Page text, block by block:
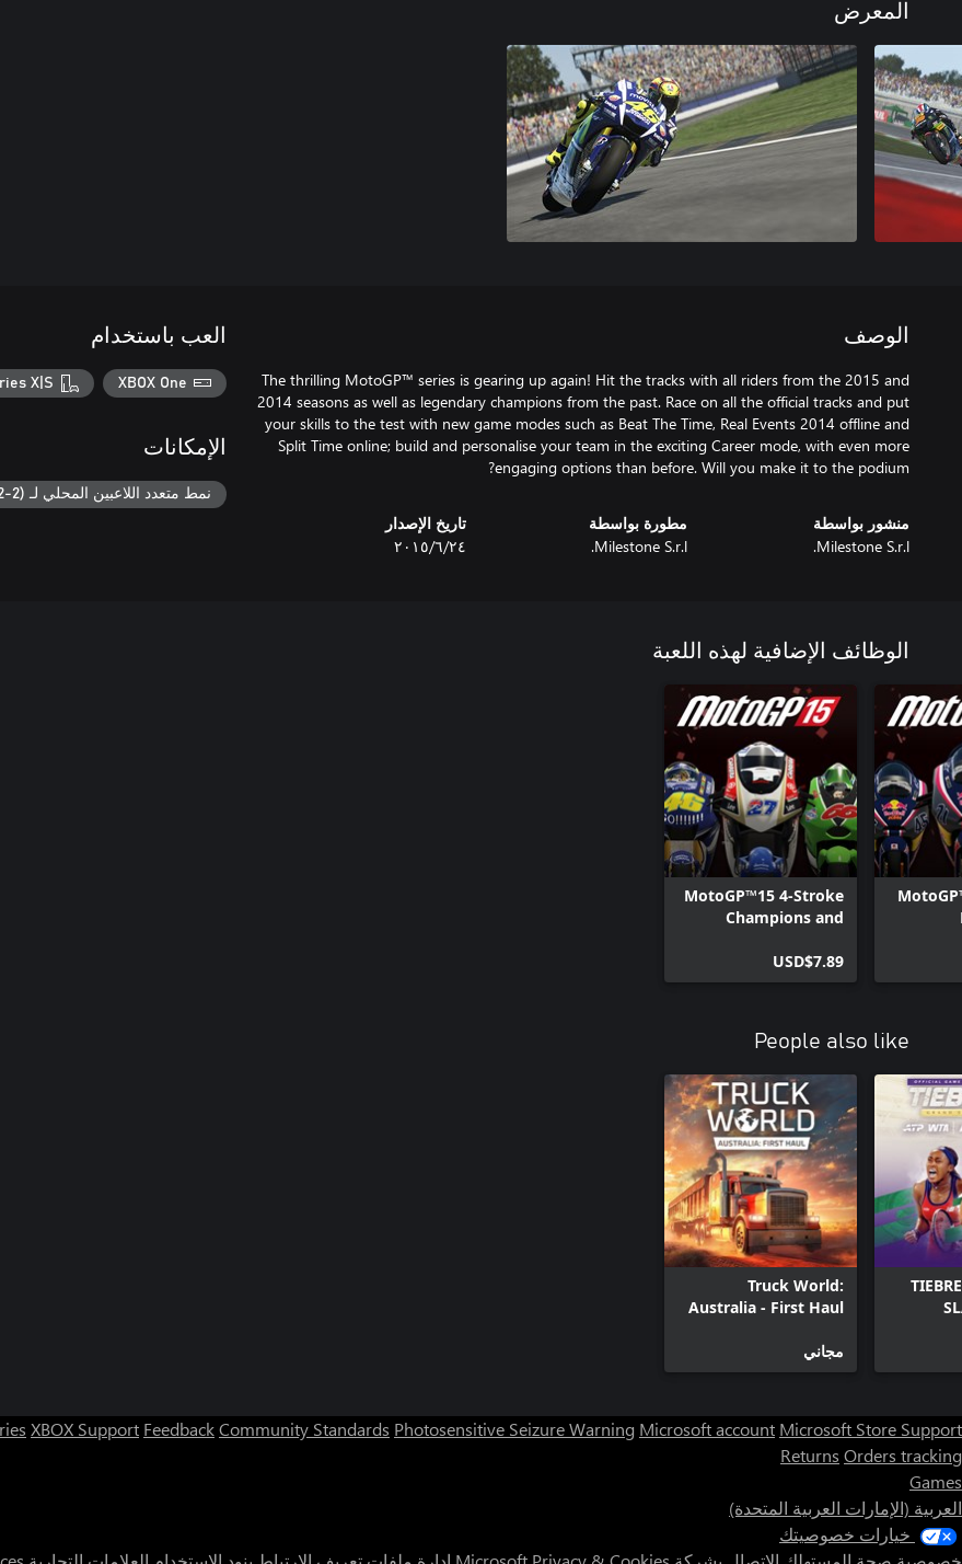
المعرض
الوصف
The thrilling MotoGP™ series is gearing up again! Hit the tracks with all riders from the 2015 and
2014 seasons as well as legendary champions from the past. Race on all the official tracks and put
your skills to the test with new game modes such as Beat The Time, Real Events 2014 offline and
Split Time online; build and personalise your team in the exciting Career mode, with even more
engaging options than before. Will you make it to the podium?
منشور بواسطة
Milestone S.r.l.
مطورة بواسطة
Milestone S.r.l.
تاريخ الإصدار
٢٤‏/٦‏/٢٠١٥
العب باستخدام
XBOX One
X|S
الإمكانات
نمط متعدد اللاعبين المحلي لـ Xbox (2-2)
الوظائف الإضافية لهذه اللعبة
MotoGP™15 4-Stroke
Champions and
USD$7.89
People also like
Truck World:
Australia - First Haul
مجاني
XBOX Support FeedbackCommunity Standards Photosensitive Seizure Warning Microsoft account Microsoft Store Support
Returns Orders tracking
Games
العربية (الإمارات العربية المتحدة)
خيارات خصوصيتك